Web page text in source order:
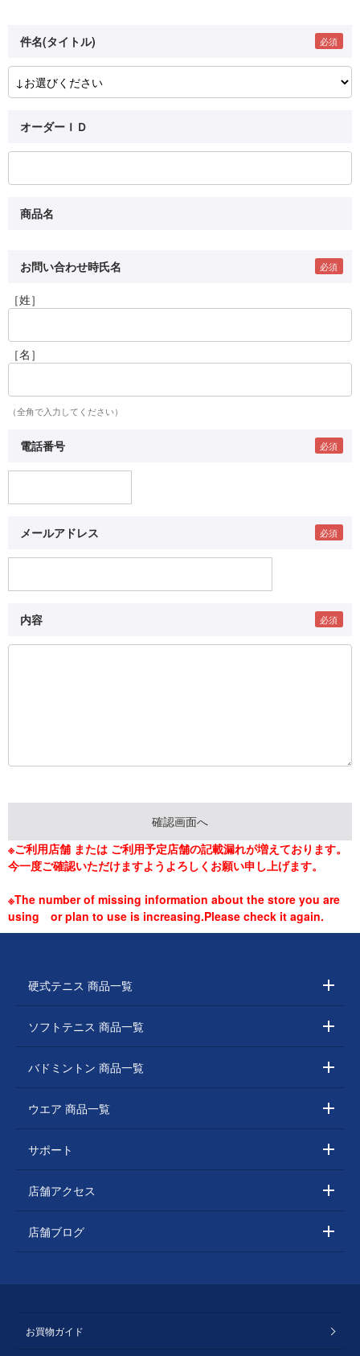
件名(タイトル)
オーダーＩＤ
商品名
お問い合わせ時氏名
［姓］
［名］
（全角で入力してください）
電話番号
メールアドレス
内容
※ご利用店舗 または ご利用予定店舗の記載漏れが増えております。
今一度ご確認いただけますようよろしくお願い申し上げます。
※The number of missing information about the store you are
using or plan to use is increasing.Please check it again.
硬式テニス 商品一覧
ソフトテニス 商品一覧
バドミントン 商品一覧
ウエア 商品一覧
サポート
店舗アクセス
店舗ブログ
お買物ガイド